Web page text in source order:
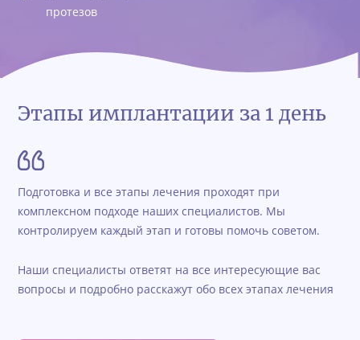
протезов
Этапы имплантации за 1 день
Подготовка и все этапы лечения проходят при
комплексном подходе наших специалистов. Мы
контролируем каждый этап и готовы помочь советом.
Наши специалисты ответят на все интересующие вас
вопросы и подробно расскажут обо всех этапах лечения